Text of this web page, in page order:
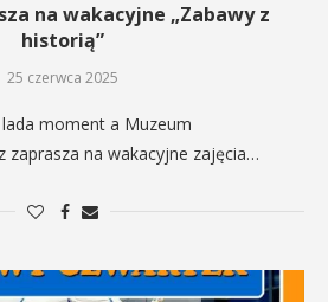
na wakacyjne „Zabawy z
historią”
25 czerwca 2025
moment a Muzeum
zaprasza na wakacyjne zajęcia…